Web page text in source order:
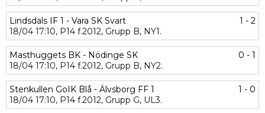
Lindsdals IF 1 - Vara SK Svart
1 - 2
18/04 17:10, P14 f.2012, Grupp B, NY1.
Masthuggets BK - Nödinge SK
0 - 1
18/04 17:10, P14 f.2012, Grupp B, NY2.
Stenkullen GoIK Blå - Älvsborg FF 1
1 - 0
18/04 17:10, P14 f.2012, Grupp G, UL3.